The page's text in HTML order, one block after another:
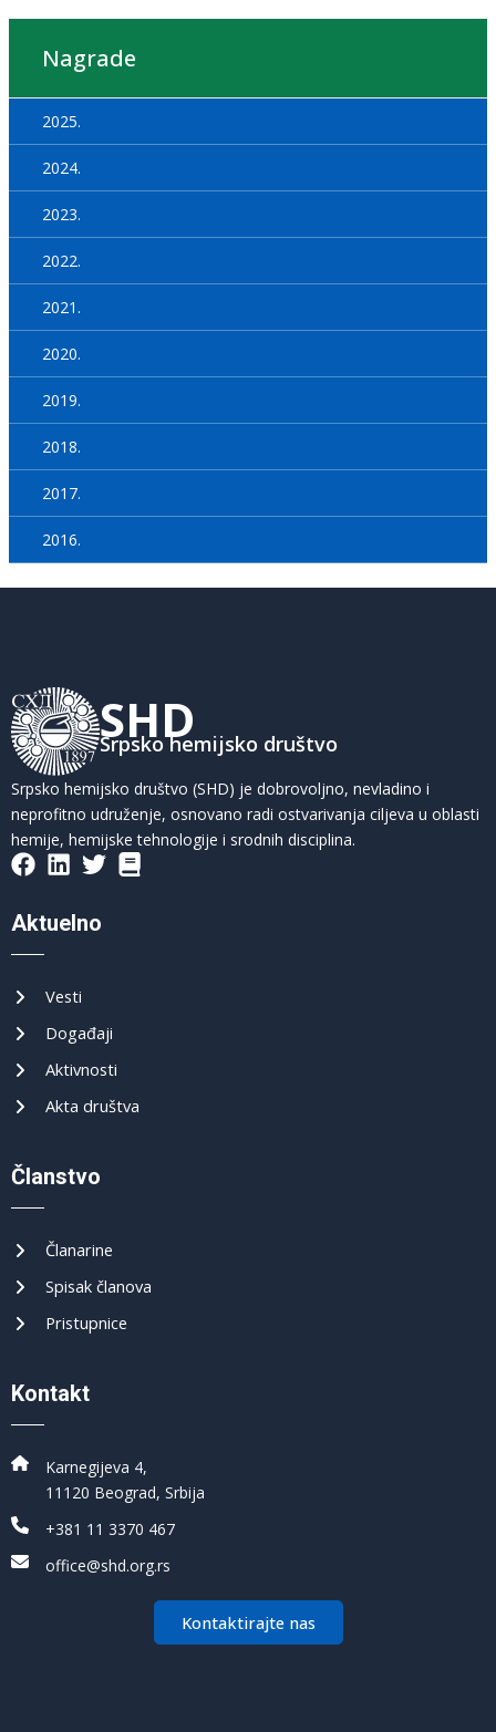
Nagrade
2025.
2024.
2023.
2022.
2021.
2020.
2019.
2018.
2017.
2016.
SHD
Srpsko hemijsko društvo
Srpsko hemijsko društvo (SHD) je dobrovoljno, nevladino i
neprofitno udruženje, osnovano radi ostvarivanja ciljeva u oblasti
hemije, hemijske tehnologije i srodnih disciplina.
Aktuelno
Vesti
Događaji
Aktivnosti
Akta društva
Članstvo
Članarine
Spisak članova
Pristupnice
Kontakt
Karnegijeva 4,
11120 Beograd, Srbija
+381 11 3370 467
office@shd.org.rs
Kontaktirajte nas